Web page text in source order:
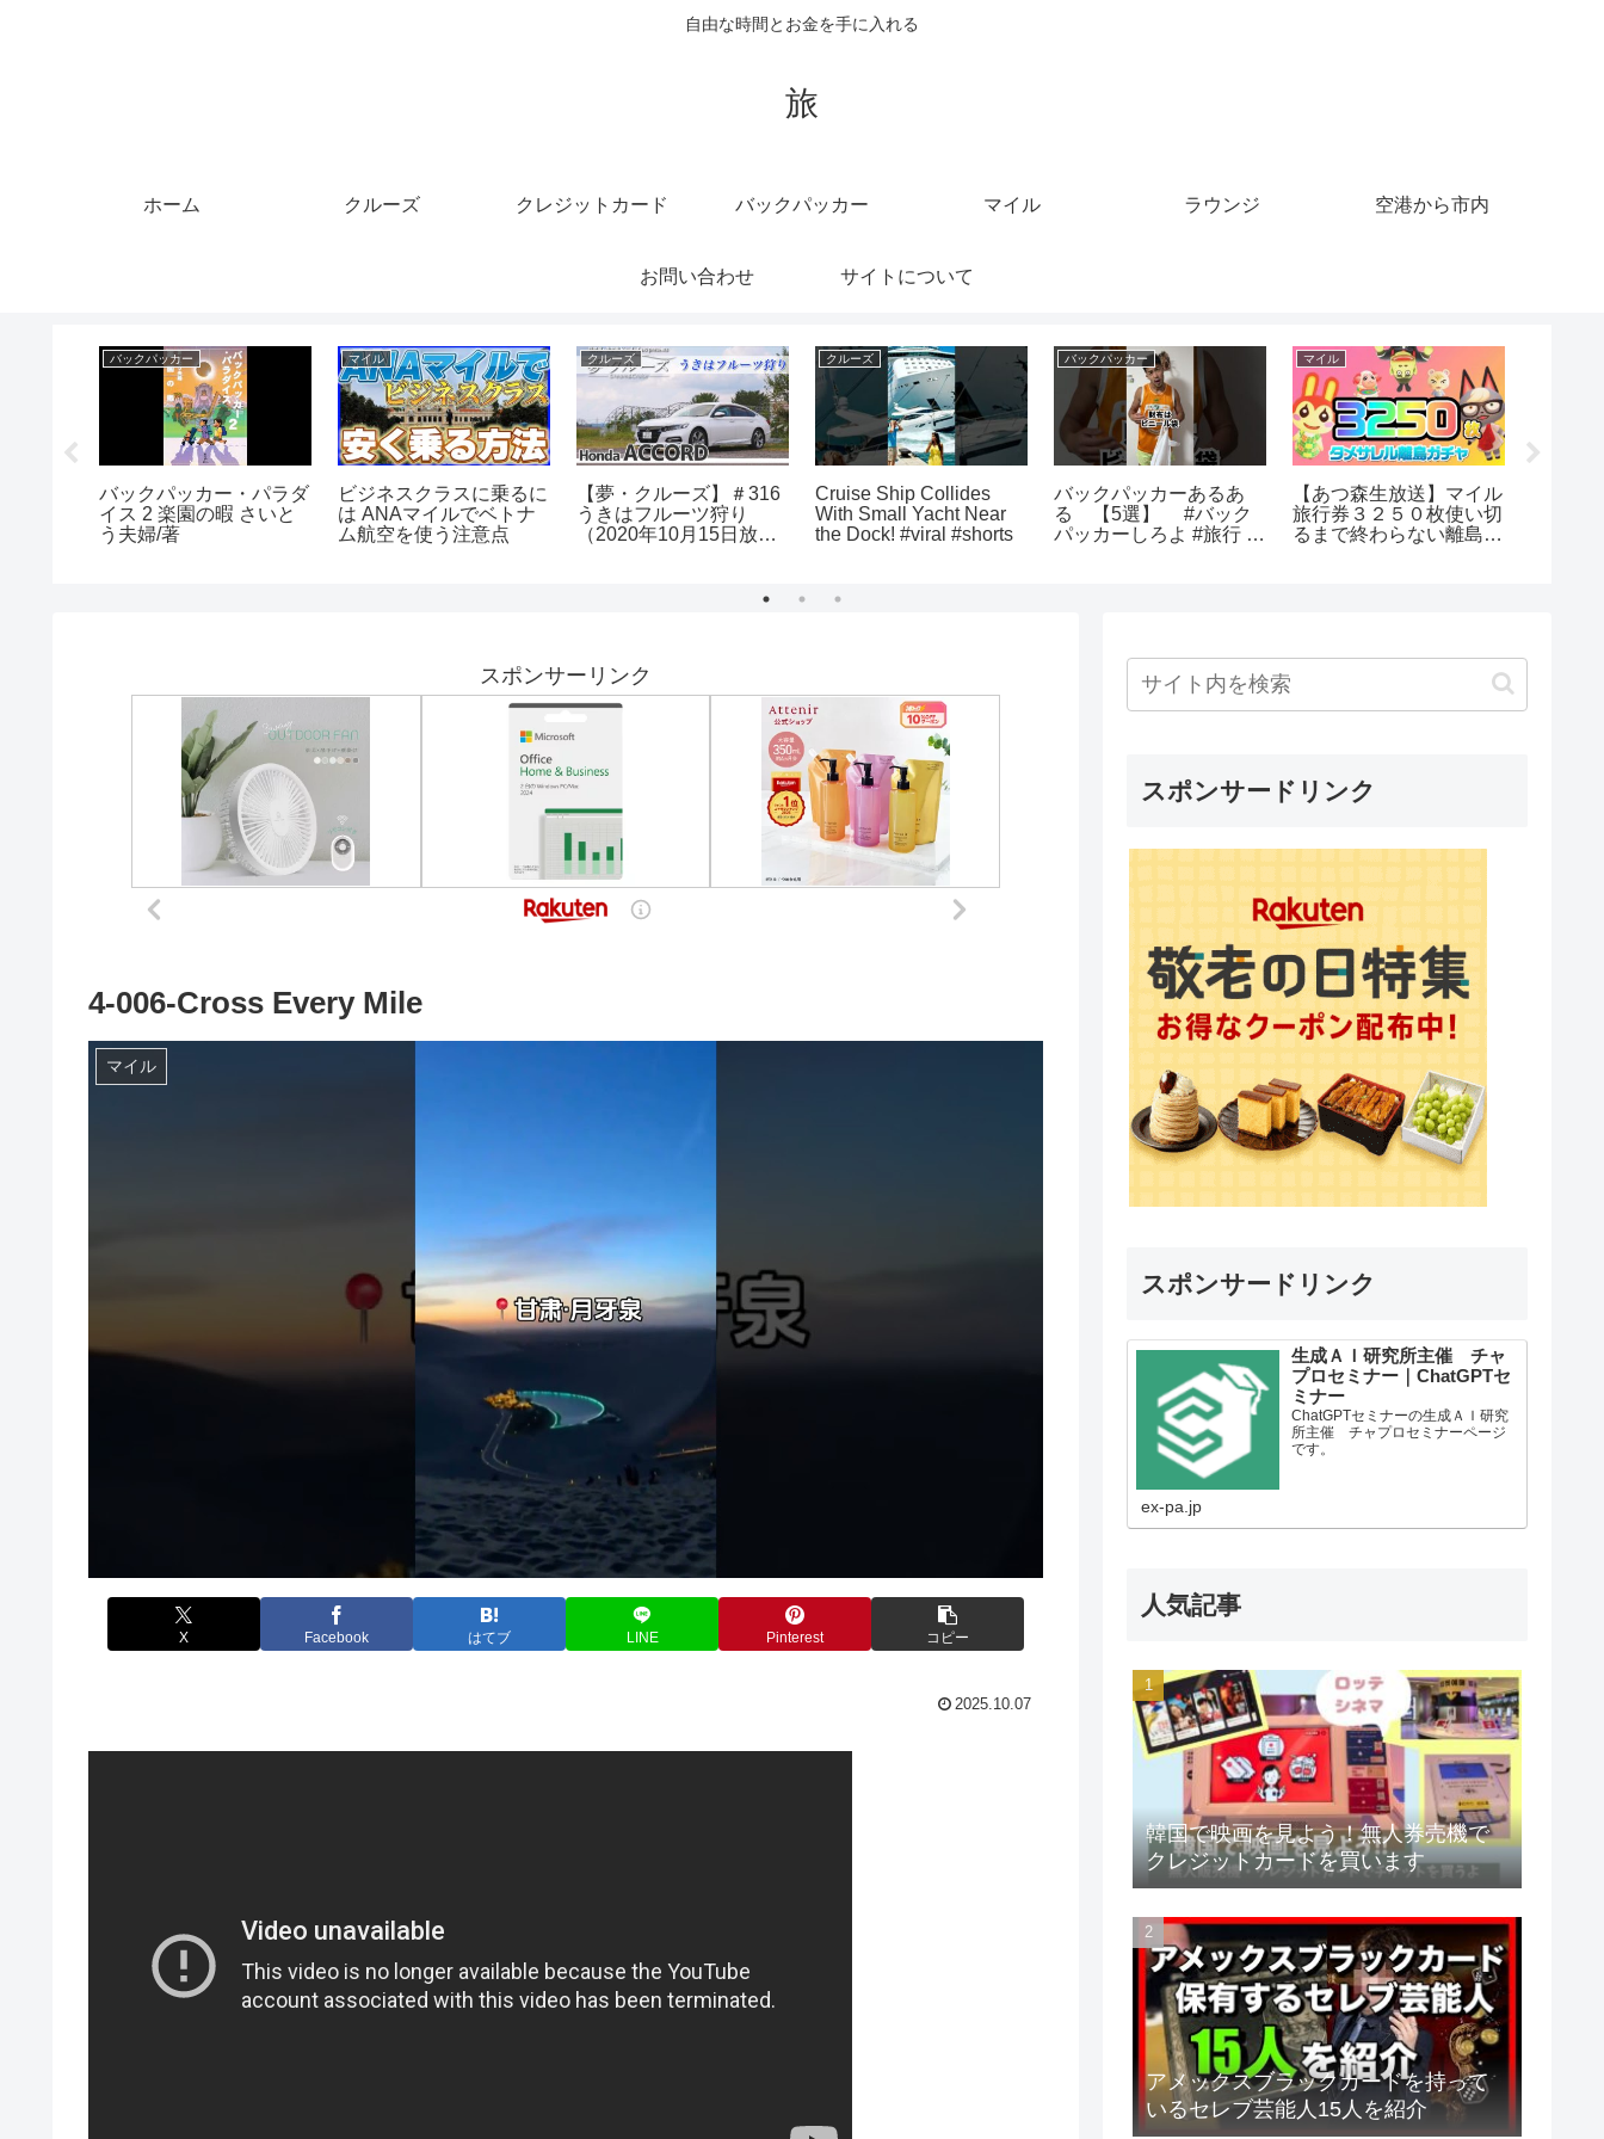
自由な時間とお金を手に入れる
旅
ホーム クルーズ クレジットカード バックパッカー マイル ラウンジ 空港から市内
お問い合わせ サイトについて
クレジットカード
ブラックフライデーの購
入品紹介！調子乗った結
果、クレジットカードの
マイル
久々に”グリーンマイ
ル”を見て泣いた（参加
可）
マイル
【あつ森】マイル家具交
換会掲示板配信 マイル
家具交換したい方あつま
クルーズ
【クルーズ】カリブ海ツ
アーの100万円以上する
最高級スイートルームと
クルーズ
【ツムツム】クルーズラ
ミレス使ってみた。
クルーズ
2025.03.20 クルーズ⑤
スポンサーリンク
4-006-Cross Every Mile
マイル
X Facebook はてブ LINE Pinterest コピー
2025.10.07
スポンサードリンク
スポンサードリンク
生成ＡＩ研究所主催 チャ
プロセミナー｜ChatGPTセ
ミナー
ChatGPTセミナーの生成ＡＩ研究
所主催 チャプロセミナーページ
です。
ex-pa.jp
人気記事
韓国で映画を見よう！無人券売機で
クレジットカードを買います
アメックスブラックカードを持って
いるセレブ芸能人15人を紹介